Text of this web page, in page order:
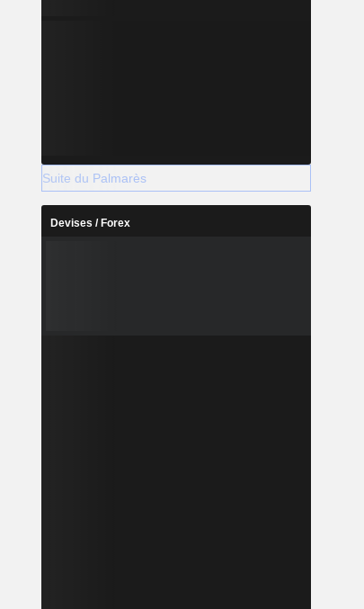
Suite du Palmarès
Devises / Forex